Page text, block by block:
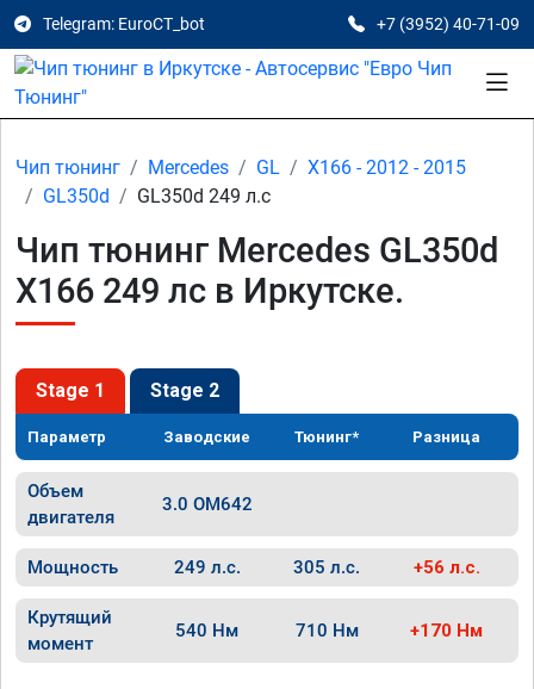
Telegram: EuroCT_bot +7 (3952) 40-71-09
Чип тюнинг Mercedes GL
X166 - 2012 - 2015
GL350d
GL350d 249 л.с
Чип тюнинг Mercedes GL350d
X166 249 лс в Иркутске.
Stage 1 Stage 2
Параметр Заводские Тюнинг* Разница
Объем
двигателя
3.0 OM642
Мощность 249 л.с. 305 л.с. +56 л.с.
Крутящий
момент
540 Нм 710 Нм +170 Нм